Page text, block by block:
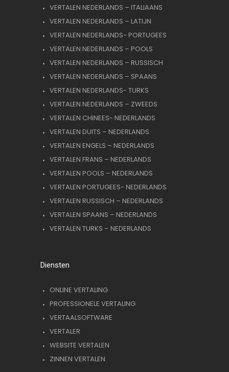
VERTALEN NEDERLANDS – ITALIAANS
VERTALEN NEDERLANDS – LATIJN
VERTALEN NEDERLANDS- PORTUGEES
VERTALEN NEDERLANDS – POOLS
VERTALEN NEDERLANDS – RUSSISCH
VERTALEN NEDERLANDS – SPAANS
VERTALEN NEDERLANDS- TURKS
VERTALEN NEDERLANDS – ZWEEDS
VERTALEN CHINEES- NEDERLANDS
VERTALEN DUITS – NEDERLANDS
VERTALEN ENGELS – NEDERLANDS
VERTALEN FRANS – NEDERLANDS
VERTALEN POOLS – NEDERLANDS
VERTALEN PORTUGEES- NEDERLANDS
VERTALEN RUSSISCH – NEDERLANDS
VERTALEN SPAANS – NEDERLANDS
VERTALEN TURKS – NEDERLANDS
Diensten
ONLINE VERTALING
PROFESSIONELE VERTALING
VERTAALSOFTWARE
VERTALER
WEBSITE VERTALEN
ZINNEN VERTALEN